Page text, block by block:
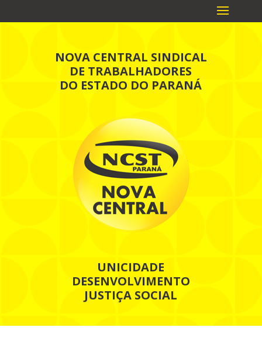
NOVA CENTRAL SINDICAL
DE TRABALHADORES
DO ESTADO DO PARANÁ
UNICIDADE
DESENVOLVIMENTO
JUSTIÇA SOCIAL